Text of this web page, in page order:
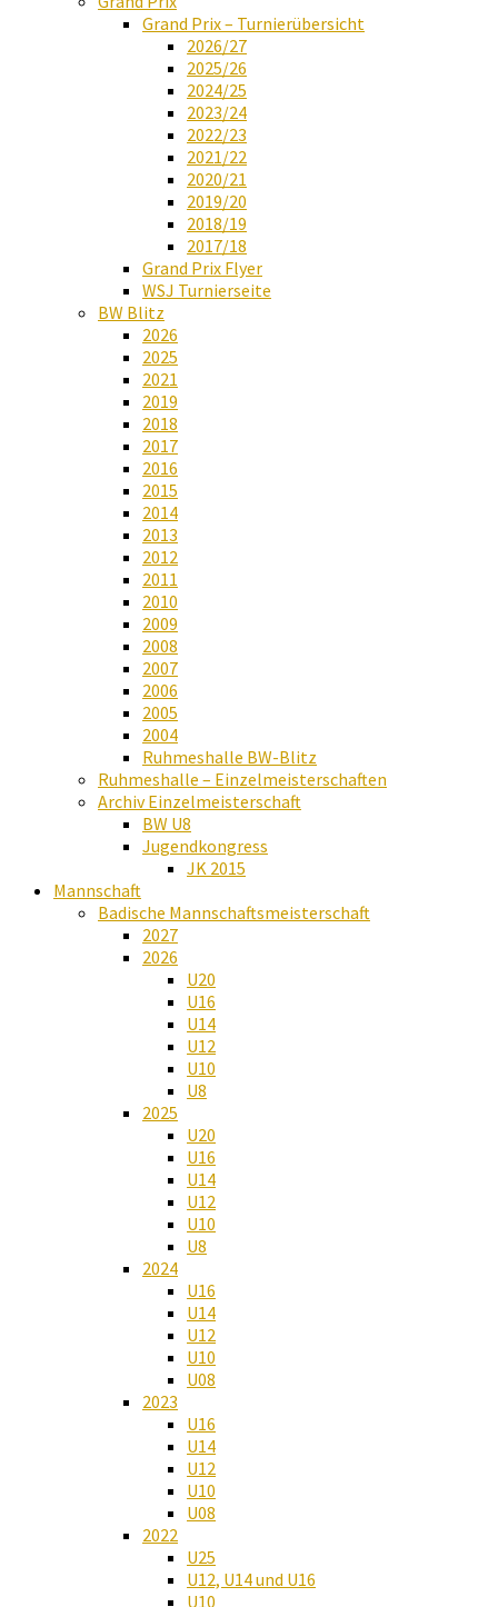
Grand Prix – Turnierübersicht
2026/27
2025/26
2024/25
2023/24
2022/23
2021/22
2020/21
2019/20
2018/19
2017/18
Grand Prix Flyer
WSJ Turnierseite
BW Blitz
2026
2025
2021
2019
2018
2017
2016
2015
2014
2013
2012
2011
2010
2009
2008
2007
2006
2005
2004
Ruhmeshalle BW-Blitz
Ruhmeshalle – Einzelmeisterschaften
Archiv Einzelmeisterschaft
BW U8
Jugendkongress
JK 2015
Mannschaft
Badische Mannschaftsmeisterschaft
2027
2026
U20
U16
U14
U12
U10
U8
2025
U20
U16
U14
U12
U10
U8
2024
U16
U14
U12
U10
U08
2023
U16
U14
U12
U10
U08
2022
U25
U12, U14 und U16
U10